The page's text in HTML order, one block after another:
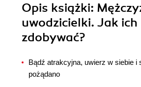
Opis książki:
uwodzicielki. Jak ich
zdobywać?
Bądź atrakcyjna, uwierz w siebie i
pożądano